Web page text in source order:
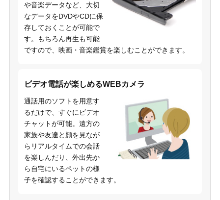
や音楽データなど、大切
なデータをDVDやCDに保
存しておくことが可能で
す。もちろん再生も可能
ですので、映画・音楽鑑賞を楽しむことができます。
ビデオ電話が楽しめるWEBカメラ
通話用のソフトを用意す
るだけで、すぐにビデオ
チャットが可能。遠方の
家族や友達と顔を見なが
らリアルタイムでの会話
を楽しんだり、外出先か
ら自宅にいるペットの様
子を確認することができます。